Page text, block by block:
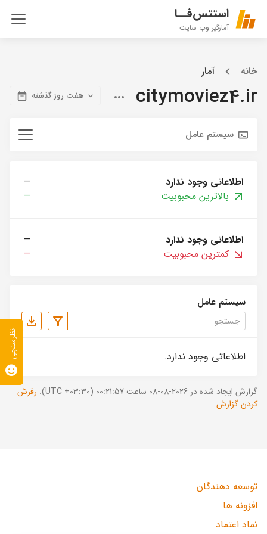
استتس‌فــا
آمارگیر وب سایت
خانه آمار
citymoviez4.ir هفت روز گذشته
سیستم عامل
اطلاعاتی وجود ندارد
—
بالاترین محبوبیت
—
اطلاعاتی وجود ندارد
—
کمترین محبوبیت
—
سیستم عامل
اطلاعاتی وجود ندارد.
گزارش ایجاد شده در 2026-08-08 ساعت 00:21:57 (UTC +03:30).
رفرش
کردن گزارش
توسعه دهندگان
افزونه ها
نماد اعتماد
نظرسنجی